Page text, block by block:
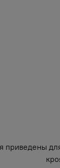
приведены